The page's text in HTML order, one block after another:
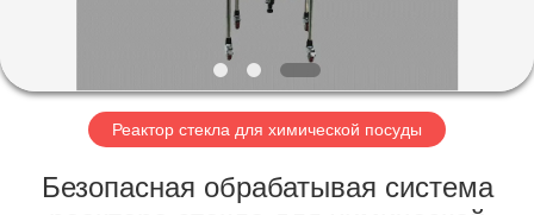
ПУТЕШЕСТВИЕ
ФАБРИКИРеактор стекла для химической посуды
Безопасная обрабатывая система